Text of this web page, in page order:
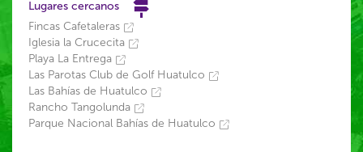
Lugares cercanos
Fincas Cafetaleras
Iglesia la Crucecita
Playa La Entrega
Las Parotas Club de Golf Huatulco
Las Bahías de Huatulco
Rancho Tangolunda
Parque Nacional Bahías de Huatulco